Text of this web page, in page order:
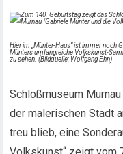
Hier im „Münter-Haus“ ist immer noch
Münters umfangreiche Volkskunst-
zu sehen. (Bildquelle: Wolfgang Ehn)
Schloßmuseum
der malerischen Stadt
treu blieb, eine